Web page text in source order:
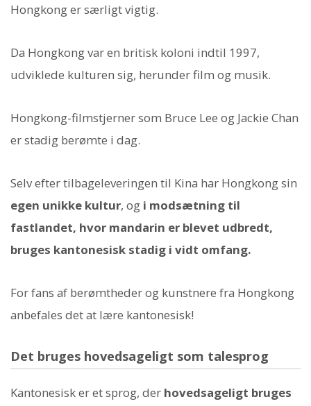
Hongkong er særligt vigtig.
Da Hongkong var en britisk koloni indtil 1997,
udviklede kulturen sig, herunder film og musik.
Hongkong-filmstjerner som Bruce Lee og Jackie Chan
er stadig berømte i dag.
Selv efter tilbageleveringen til Kina har Hongkong sin
egen unikke kultur, og i modsætning til
fastlandet, hvor mandarin er blevet udbredt,
bruges kantonesisk stadig i vidt omfang.
For fans af berømtheder og kunstnere fra Hongkong
anbefales det at lære kantonesisk!
Det bruges hovedsageligt som talesprog
Kantonesisk er et sprog, der hovedsageligt bruges